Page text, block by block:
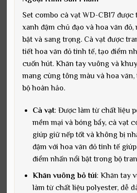
Set combo cà vạt WD-CB17 được
xanh đậm chủ đạo và hoa văn đỏ,
bật và sang trọng. Cà vạt được
tiết hoa văn đỏ tinh tế, tạo điểm
cuốn hút. Khăn tay vuông và
mang cùng tông màu và hoa văn,
bộ hoàn hảo.
Cà vạt: Được làm từ chất liệu
mềm mại và bóng bẩy, cà vạt
giúp giữ nếp tốt và không bị
đậm với hoa văn đỏ tinh tế
điểm nhấn nổi bật trong bộ
Khăn vuông bỏ túi: Khăn tay
làm từ chất liệu polyester, dễ